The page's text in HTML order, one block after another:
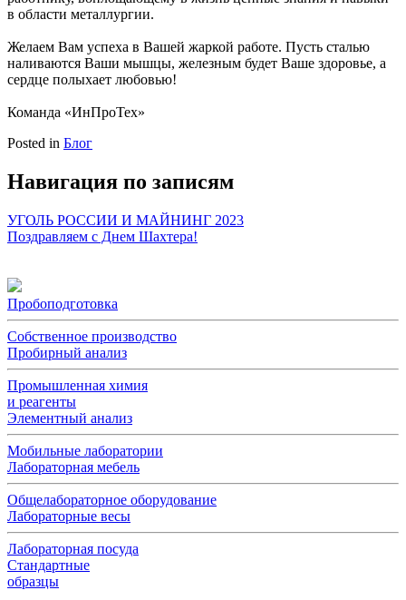
в области металлургии.
Желаем Вам успеха в Вашей жаркой работе. Пусть сталью
наливаются Ваши мышцы, железным будет Ваше здоровье, а
сердце полыхает любовью!
Команда «ИнПроТех»
Posted in Блог
Навигация по записям
УГОЛЬ РОССИИ И МАЙНИНГ 2023
Поздравляем с Днем Шахтера!
Пробоподготовка
Собственное производство
Пробирный анализ
Промышленная химия
и реагенты
Элементный анализ
Мобильные лаборатории
Лабораторная мебель
Общелабораторное оборудование
Лабораторные весы
Лабораторная посуда
Стандартные
образцы